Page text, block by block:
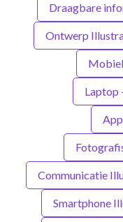
Draagbare
Ontwerp
Laptop
Communicatie
Smartphone